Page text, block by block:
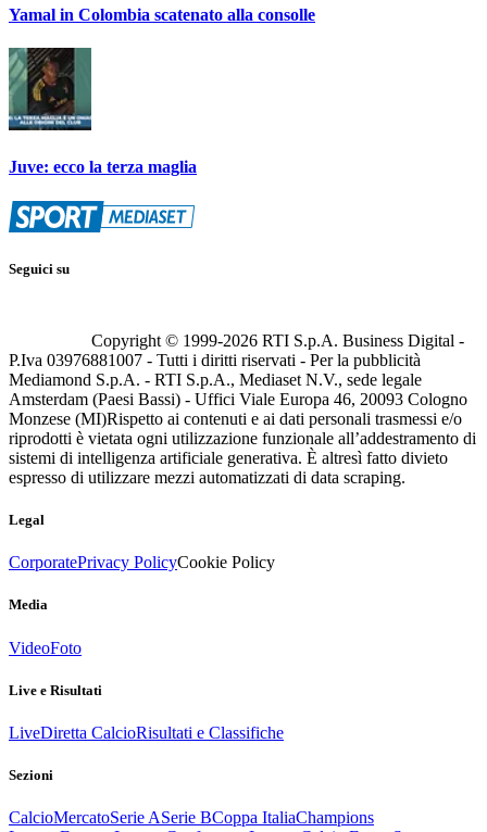
Yamal in Colombia scatenato alla consolle
Juve: ecco la terza maglia
Seguici su
Copyright © 1999-2026 RTI S.p.A. Business Digital -
P.Iva 03976881007 - Tutti i diritti riservati - Per la pubblicità
Mediamond S.p.A. - RTI S.p.A., Mediaset N.V., sede legale
Amsterdam (Paesi Bassi) - Uffici Viale Europa 46, 20093 Cologno
Monzese (MI)Rispetto ai contenuti e ai dati personali trasmessi e/o
riprodotti è vietata ogni utilizzazione funzionale all’addestramento di
sistemi di intelligenza artificiale generativa. È altresì fatto divieto
espresso di utilizzare mezzi automatizzati di data scraping.
Legal
CorporatePrivacy PolicyCookie Policy
Media
VideoFoto
Live e Risultati
LiveDiretta CalcioRisultati e Classifiche
Sezioni
CalcioMercatoSerie ASerie BCoppa ItaliaChampions